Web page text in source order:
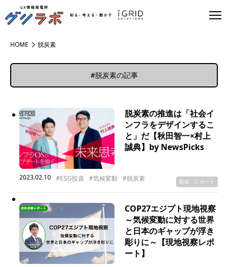
HOME 脱炭素
#脱炭素の記事
脱炭素の推進は「社会イ
ンフラをデザインするこ
と」だ【秋田智一×村上
誠典】by NewsPicks
2023.02.10 #ESG投資 #気候変動 #脱炭素 取材・レポート
COP27エジプト現地視察
～気候変動に対する世界
と日本のギャップが浮き
彫りに～【現地視察レポ
ート】